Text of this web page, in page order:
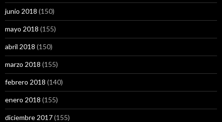
junio 2018 (150)
mayo 2018 (155)
abril 2018 (150)
marzo 2018 (155)
febrero 2018 (140)
enero 2018 (155)
diciembre 2017(155)